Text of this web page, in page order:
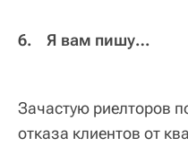
6. Я вам пишу…
Зачастую риелторов
отказа клиентов от